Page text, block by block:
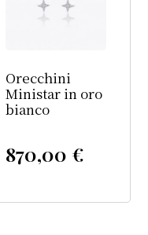
Orecchini
Ministar in oro
bianco
870,00 €